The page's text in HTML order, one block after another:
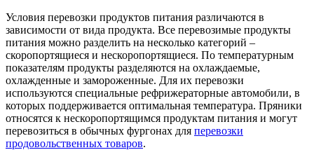
Условия перевозки продуктов питания различаются в
зависимости от вида продукта. Все перевозимые продукты
питания можно разделить на несколько категорий –
скоропортящиеся и нескоропортящиеся. По температурным
показателям продукты разделяются на охлаждаемые,
охлажденные и замороженные. Для их перевозки
используются специальные рефрижераторные автомобили, в
которых поддерживается оптимальная температура. Пряники
относятся к нескоропортящимся продуктам питания и могут
перевозиться в обычных фургонах для перевозки
продовольственных товаров.